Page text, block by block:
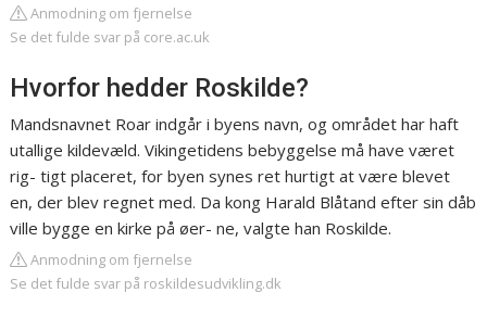
Anmodning om fjernelse
Se det fulde svar på core.ac.uk
Hvorfor hedder Roskilde?
Mandsnavnet Roar indgår i byens navn, og området har haft
utallige kildevæld. Vikingetidens bebyggelse må have været
rig- tigt placeret, for byen synes ret hurtigt at være blevet
en, der blev regnet med. Da kong Harald Blåtand efter sin dåb
ville bygge en kirke på øer- ne, valgte han Roskilde.
Anmodning om fjernelse
Se det fulde svar på roskildesudvikling.dk